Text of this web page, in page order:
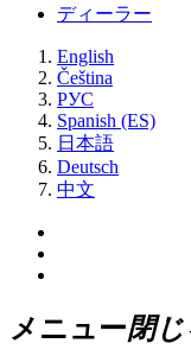
ディーラー
English
Čeština
РУС
Spanish (ES)
日本語
Deutsch
中文
メニュー閉じ